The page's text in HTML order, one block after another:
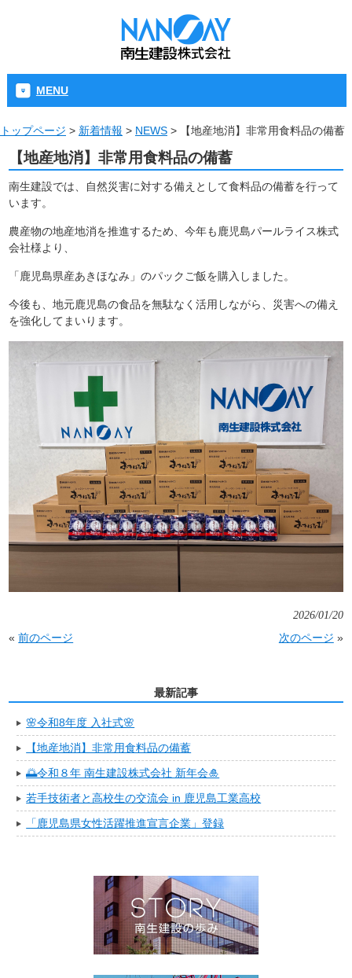
MENU
トップページ > 新着情報 > NEWS > 【地産地消】非常用食料品の備蓄
【地産地消】非常用食料品の備蓄
南生建設では、自然災害に対する備えとして食料品の備蓄を行って
います。
農産物の地産地消を推進するため、今年も鹿児島パールライス株式
会社様より、
「鹿児島県産あきほなみ」のパックご飯を購入しました。
今後も、地元鹿児島の食品を無駄なく活用しながら、災害への備え
を強化してまいります。
2026/01/20
«前のページ 次のページ »
最新記事
🌸令和8年度 入社式🌸
【地産地消】非常用食料品の備蓄
🌅令和８年 南生建設株式会社 新年会🎍
若手技術者と高校生の交流会 in 鹿児島工業高校
「鹿児島県女性活躍推進宣言企業」登録